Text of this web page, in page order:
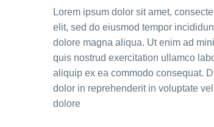
Lorem ipsum dolor sit amet,
elit, sed do eiusmod tempor
dolore magna aliqua. Ut enim ad
quis nostrud exercitation ullamco
aliquip ex ea commodo consequat.
dolor in reprehenderit in voluptate
dolore